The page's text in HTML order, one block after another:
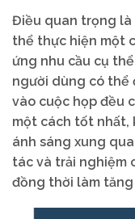
Điều quan trọng là
thể thực hiện một
ứng nhu cầu cụ
người dùng có thể
vào cuộc họp đều
một cách tốt nhất,
ánh sáng xung
tác và trải nghiệm
đồng thời làm tăng